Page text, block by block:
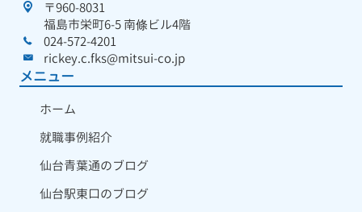
〒960-8031
福島市栄町6-5 南條ビル4階
024-572-4201
rickey.c.fks@mitsui-co.jp
メニュー
ホーム
就職事例紹介
仙台青葉通のブログ
仙台駅東口のブログ